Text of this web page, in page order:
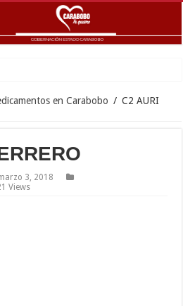
en Carabobo / C2 AURI
3, 2018
Views